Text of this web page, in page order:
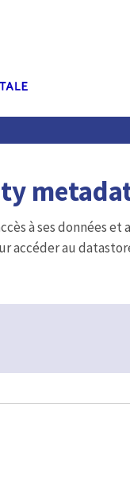
à ses données
accéder au